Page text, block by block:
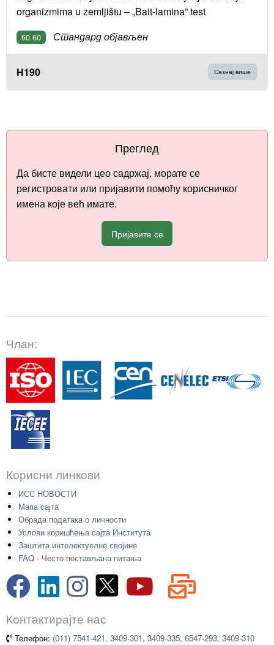
organizmima u zemljištu – „Bait-lamina” test
60.60 Стандард објављен
H190 Сазнај више
Преглед
Да бисте видели цео садржај, морате се
регистровати или пријавити помоћу корисничког
имена које већ имате.
Пријавите се
Члан:
Корисни линкови
ИСС НОВОСТИ
Мапа сајта
Обрада података о личности
Услови коришћења сајта Института
Заштита интелектуелне својине
FAQ - Често постављана питања
Контактирајте нас
Телефон: (011) 7541-421, 3409-301, 3409-335, 6547-293, 3409-310